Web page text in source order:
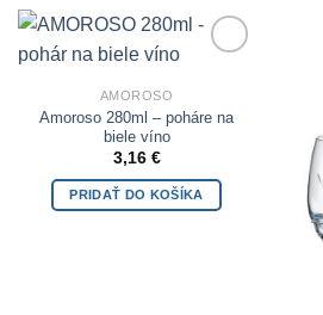
AMOROSO
Amoroso 280ml – poháre na
biele víno
3,16 €
PRIDAŤ DO KOŠÍKA